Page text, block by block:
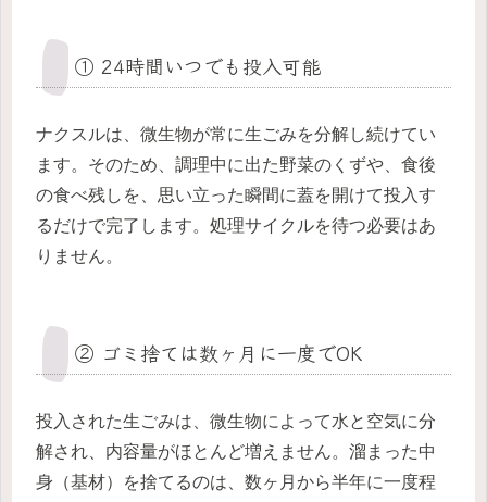
① 24時間いつでも投入可能
ナクスルは、微生物が常に生ごみを分解し続けてい
ます。そのため、調理中に出た野菜のくずや、食後
の食べ残しを、思い立った瞬間に蓋を開けて投入す
るだけで完了します。処理サイクルを待つ必要はあ
りません。
② ゴミ捨ては数ヶ月に一度でOK
投入された生ごみは、微生物によって水と空気に分
解され、内容量がほとんど増えません。溜まった中
身（基材）を捨てるのは、数ヶ月から半年に一度程